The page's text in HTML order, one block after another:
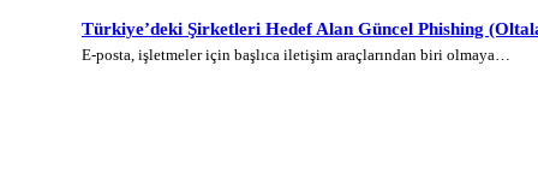
Türkiye’deki Şirketleri Hedef Alan Güncel Phishing
E-posta, işletmeler için başlıca iletişim araçlarından biri olmaya…